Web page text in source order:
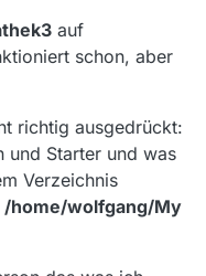
auf
schon, aber
richtig ausgedrückt:
und Starter und was
Verzeichnis
/home/wolfgang/My